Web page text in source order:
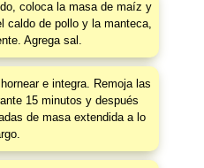
coloca la masa de maíz y
caldo de pollo y la manteca,
Agrega sal.
e integra. Remoja las
15 minutos y después
de masa extendida a lo